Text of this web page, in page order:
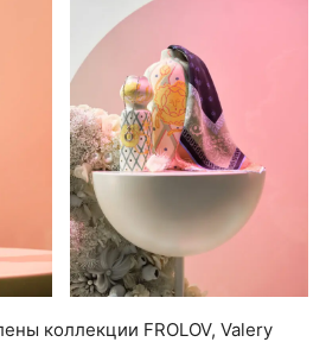
коллекции FROLOV, Valery